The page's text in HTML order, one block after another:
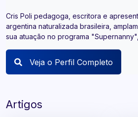
Cris Poli pedagoga, escritora e
argentina naturalizada brasileira,
sua atuação no programa
Veja o Perfil Completo
Artigos